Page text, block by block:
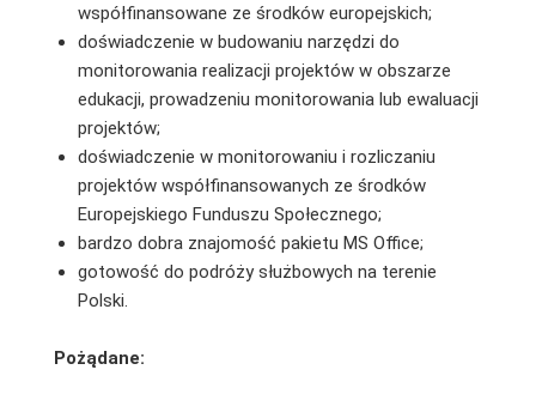
współfinansowane ze środków europejskich;
doświadczenie w budowaniu narzędzi do
monitorowania realizacji projektów w obszarze
edukacji, prowadzeniu monitorowania lub ewaluacji
projektów;
doświadczenie w monitorowaniu i rozliczaniu
projektów współfinansowanych ze środków
Europejskiego Funduszu Społecznego;
bardzo dobra znajomość pakietu MS Office;
gotowość do podróży służbowych na terenie
Polski.
Pożądane: